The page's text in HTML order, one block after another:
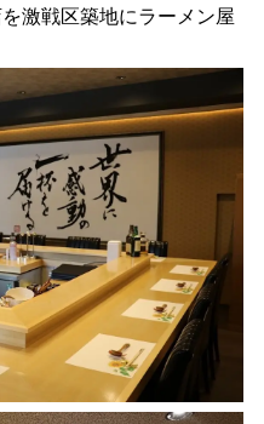
激戦区築地にラーメン屋